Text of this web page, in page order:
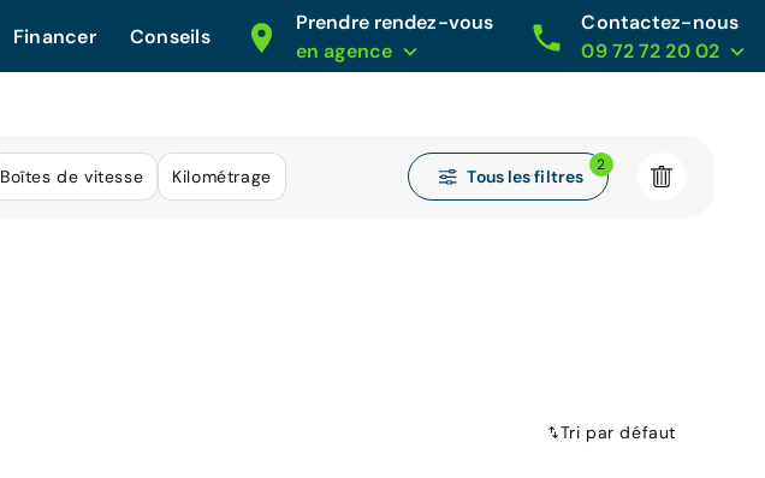
Financer Conseils
Prendre rendez-vous
en agence
Contactez-nous
09 72 72 20 02
Boîtes de vitesse Kilométrage Tous les filtres
2
Tri par défaut